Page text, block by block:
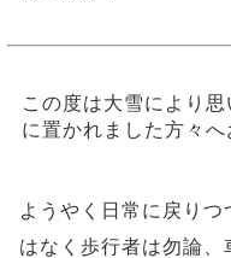
この度は大雪により
に置かれました方々へ
ようやく日常に戻り
はなく歩行者は勿論